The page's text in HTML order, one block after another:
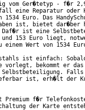
vom Ger�tetyp - f�r
eine Reparatur oder
Euro. Das
ist, bietet dar�ber
Daf�r ist eine
153 Euro liegt,
Wert von 1534
ist einfach:
bekommt er
Selbstbeteiligung. Falls
ist, erh�lt der
Premium f�r
der Karte